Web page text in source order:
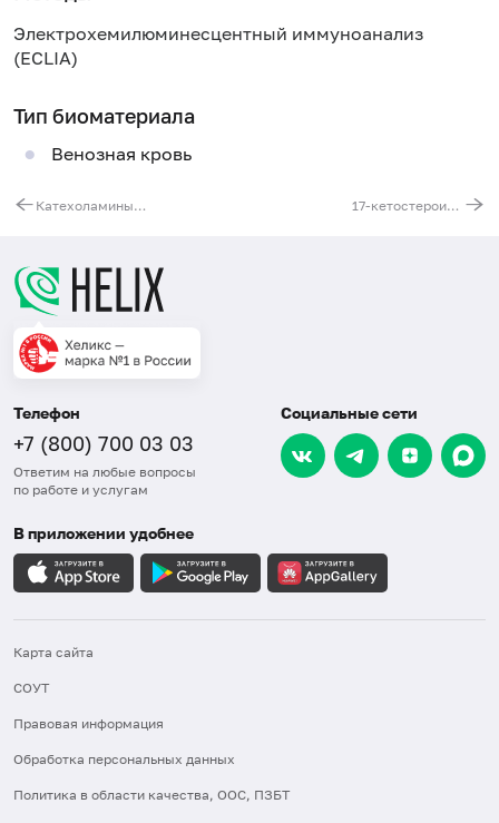
Электрохемилюминесцентный иммуноанализ
(ECLIA)
Тип биоматериала
Венозная кровь
Катехоламины (адреналин, норадреналин, дофамин) и серотонин в крови 17-кетостероиды (17-КС) в моче
Телефон
+7 (800) 700 03 03
Ответим на любые вопросы
по работе и услугам
Социальные сети
В приложении удобнее
Карта сайта
СОУТ
Правовая информация
Обработка персональных данных
Политика в области качества, ООС, ПЗБТ